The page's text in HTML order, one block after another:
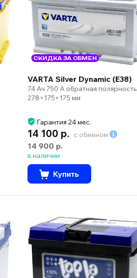
СКИДКА ЗА ОБМЕН
VARTA Silver Dynamic (E38)
74 Ач 750 А обратная полярность
278×175×175 мм
Гарантия 24 мес.
14 100 р. с обменом
14 900 р.
в наличии
Купить